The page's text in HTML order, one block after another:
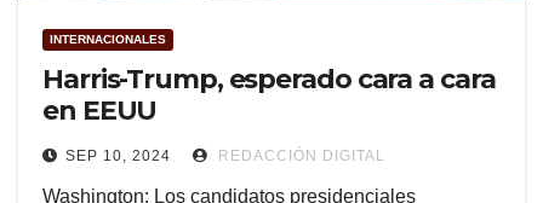
INTERNACIONALES
Harris-Trump, esperado cara a cara
en EEUU
SEP 10, 2024 REDACCIÓN DIGITAL
Washington: Los candidatos presidenciales